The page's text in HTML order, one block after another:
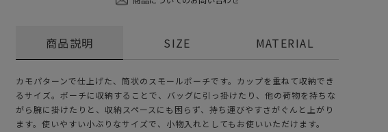
商品説明
カモパターンで仕上げた、筒状のスモールポーチです。カップを重ねて収納でき
るサイズ。ポーチに収納することで、バッグに引っ掛けたり、他の荷物を持ちな
がら腕に掛けたりと、収納スペースにも困らず、持ち運びやすさがぐんと上がり
ます。使いやすい小ぶりなサイズで、小物入れとしてもお使いいただけます。
SIZE MATERIAL